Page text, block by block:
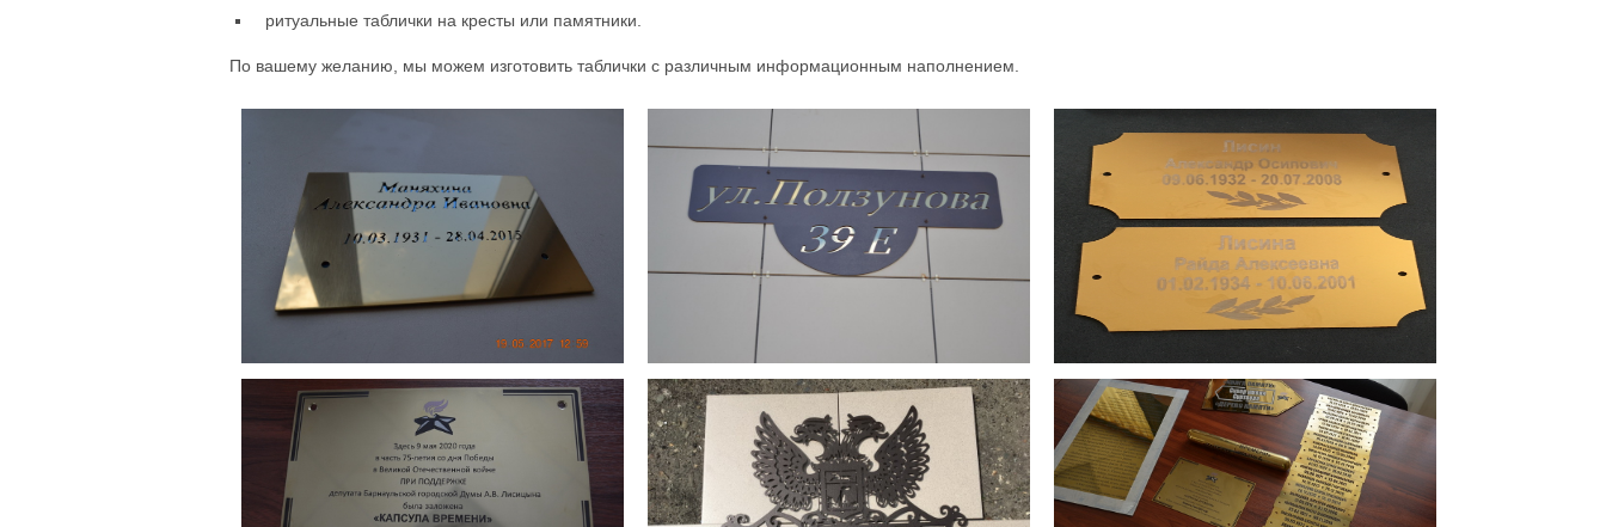
ритуальные таблички на кресты или памятники.
По вашему желанию, мы можем изготовить таблички с различным информационным наполнением.